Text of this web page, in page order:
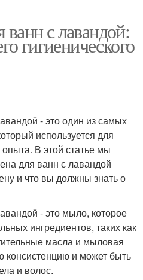
ванн с лавандой:
гигиенического
- это один из самых
используется для
В этой статье мы
для ванн с лавандой
и что вы должны знать о
- это мыло, которое
ингредиентов, таких как
масла и мыловая
консистенцию и может быть
и волос.